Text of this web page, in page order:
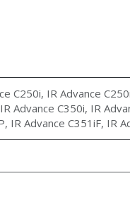
C250i, IR Advance
IR Advance C350i, IR
, IR Advance C351iF, IR